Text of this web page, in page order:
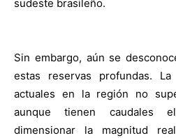
sudeste brasileño.
Sin embargo, aún se
estas reservas profundas.
actuales en la región no
aunque tienen caudales
dimensionar la magnitud